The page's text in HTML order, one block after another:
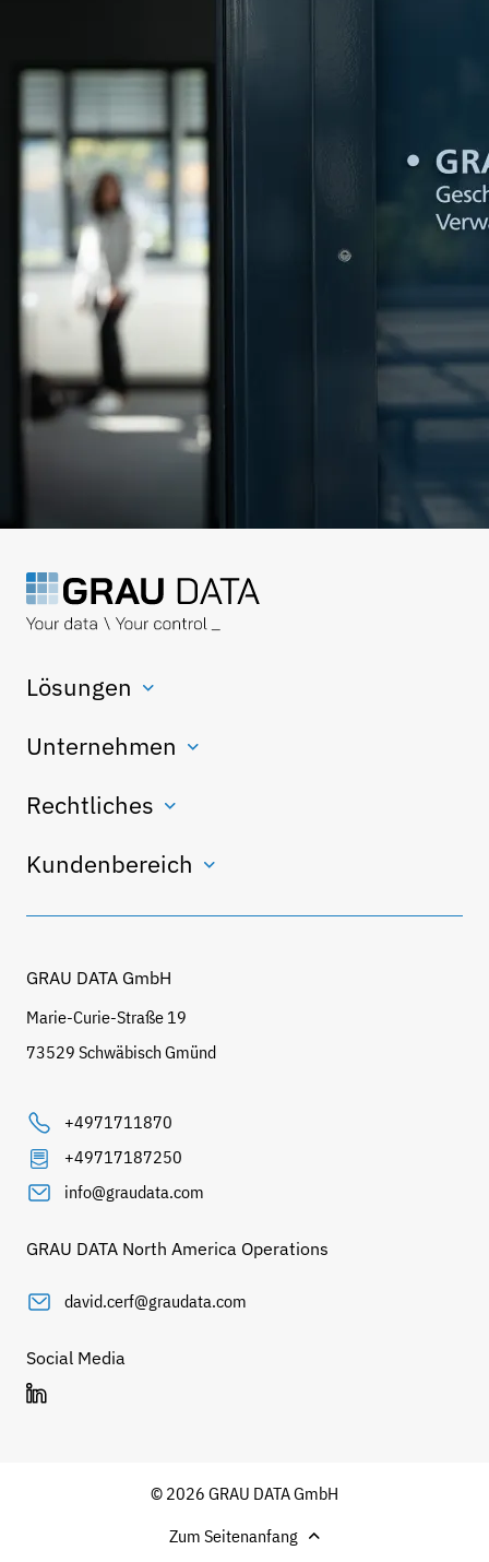
Lösungen
Unternehmen
Rechtliches
Kundenbereich
GRAU DATA GmbH
Marie-Curie-Straße 19
73529 Schwäbisch Gmünd
+4971711870
+49717187250
info@graudata.com
GRAU DATA North America Operations
david.cerf@graudata.com
Social Media
© 2026 GRAU DATA GmbH
Zum Seitenanfang